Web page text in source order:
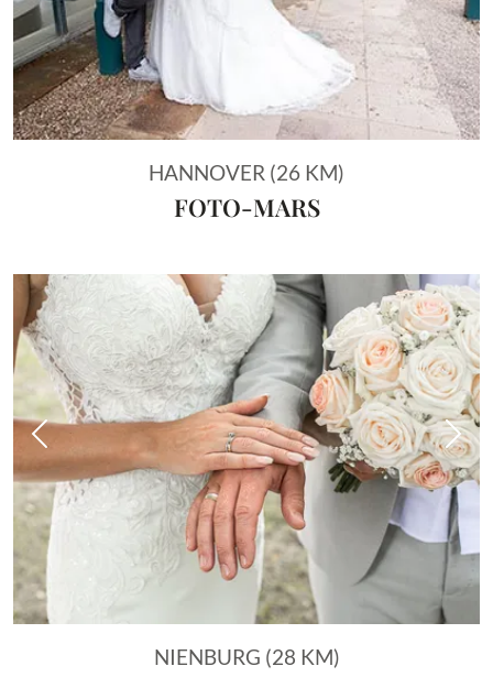
HANNOVER (26 KM)
FOTO-MARS
Vorheriges Bild
NIENBURG (28 KM)